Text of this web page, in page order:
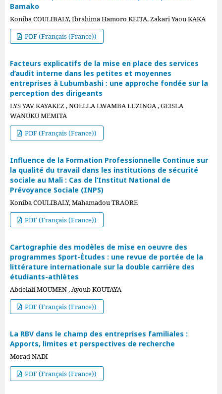
Bamako
Koniba COULIBALY, Ibrahima Hamoro KEITA, Zakari Yaou KAKA
PDF (Français (France))
Facteurs explicatifs de la mise en place des services
d’audit interne dans les petites et moyennes
entreprises à Lubumbashi : une approche fondée sur la
perception des dirigeants
LYS YAV KAYAKEZ , NOELLA LWAMBA LUZINGA , GEISLA
WANUKU MEMITA
PDF (Français (France))
Influence de la Formation Professionnelle Continue sur
la qualité du travail dans les institutions de sécurité
sociale au Mali : Cas de l’Institut National de
Prévoyance Sociale (INPS)
Koniba COULIBALY, Mahamadou TRAORE
PDF (Français (France))
Cartographie des modèles de mise en oeuvre des
programmes Sport-Études : une revue de portée de la
littérature internationale sur la double carrière des
étudiants-athlètes
Abdelali MOUMEN , Ayoub KOUTAYA
PDF (Français (France))
La RBV dans le champ des entreprises familiales :
Apports, limites et perspectives de recherche
Morad NADI
PDF (Français (France))